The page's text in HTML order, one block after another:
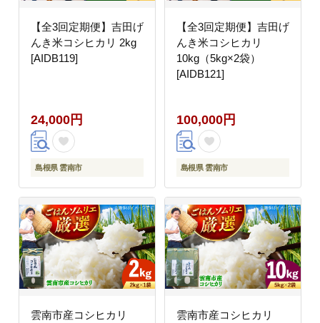
【全3回定期便】吉田げ
んき米コシヒカリ 2kg
[AIDB119]
24,000円
島根県 雲南市
【全3回定期便】吉田げ
んき米コシヒカリ
10kg（5kg×2袋）
[AIDB121]
100,000円
島根県 雲南市
雲南市産コシヒカリ
雲南市産コシヒカリ